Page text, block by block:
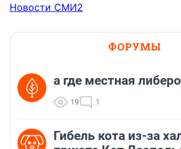
Новости СМИ2
ФОРУМЫ
а где местная
19 1
Гибель кота из-за